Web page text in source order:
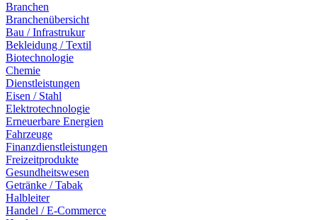
Branchen
Branchenübersicht
Bau / Infrastrukur
Bekleidung / Textil
Biotechnologie
Chemie
Dienstleistungen
Eisen / Stahl
Elektrotechnologie
Erneuerbare Energien
Fahrzeuge
Finanzdienstleistungen
Freizeitprodukte
Gesundheitswesen
Getränke / Tabak
Halbleiter
Handel / E-Commerce